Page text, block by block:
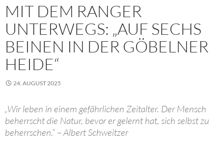
MIT DEM RANGER
UNTERWEGS: „AUF SECHS
BEINEN IN DER GÖBELNER
HEIDE“
24. AUGUST 2025
„Wir leben in einem gefährlichen Zeitalter. Der Mensch
beherrscht die Natur, bevor er gelernt hat, sich selbst zu
beherrschen.“ – Albert Schweitzer